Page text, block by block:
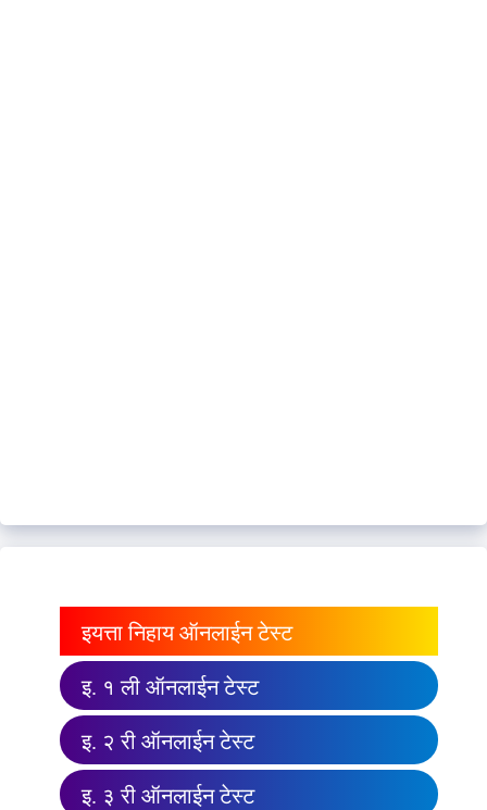
इयत्ता निहाय ऑनलाईन टेस्ट
इ. १ ली ऑनलाईन टेस्ट
इ. २ री ऑनलाईन टेस्ट
इ. ३ री ऑनलाईन टेस्ट